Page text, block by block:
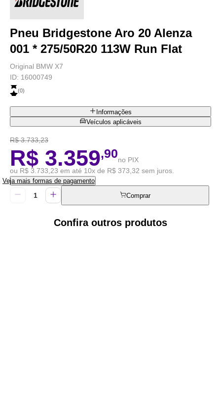
Pneu Bridgestone Aro 20 Alenza
001 * 275/50R20 113W Run Flat
Original BMW X7
ID: 16000749
(0)
Informações
Veículos aplicáveis
R$ 3.733,23
R$ 3.359,90no PIX
ou R$ 3.733,23 em até 10x de R$ 373,32 sem juros.
Veja mais formas de pagamento
Comprar
Confira outros produtos